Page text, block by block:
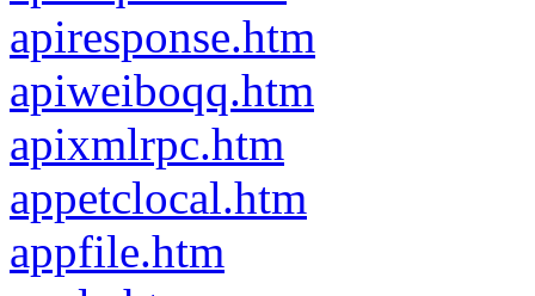
apiresponse.htm
apiweiboqq.htm
apixmlrpc.htm
appetclocal.htm
appfile.htm